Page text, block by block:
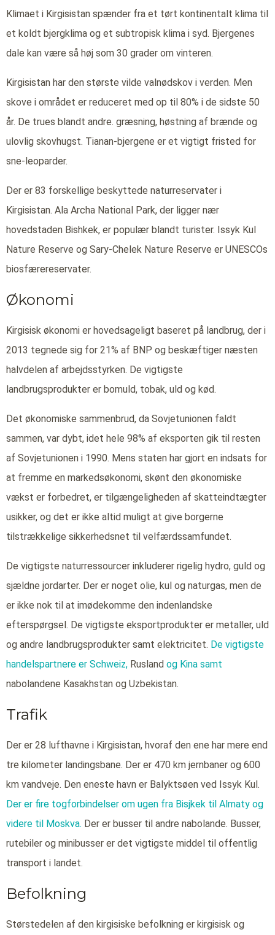
Klimaet i Kirgisistan spænder fra et tørt kontinentalt klima til
et koldt bjergklima og et subtropisk klima i syd. Bjergenes
dale kan være så høj som 30 grader om vinteren.
Kirgisistan har den største vilde valnødskov i verden. Men
skove i området er reduceret med op til 80% i de sidste 50
år. De trues blandt andre. græsning, høstning af brænde og
ulovlig skovhugst. Tianan-bjergene er et vigtigt fristed for
sne-leoparder.
Der er 83 forskellige beskyttede naturreservater i
Kirgisistan. Ala Archa National Park, der ligger nær
hovedstaden Bishkek, er populær blandt turister. Issyk Kul
Nature Reserve og Sary-Chelek Nature Reserve er UNESCOs
biosfærereservater.
Økonomi
Kirgisisk økonomi er hovedsageligt baseret på landbrug, der i
2013 tegnede sig for 21% af BNP og beskæftiger næsten
halvdelen af arbejdsstyrken. De vigtigste
landbrugsprodukter er bomuld, tobak, uld og kød.
Det økonomiske sammenbrud, da Sovjetunionen faldt
sammen, var dybt, idet hele 98% af eksporten gik til resten
af Sovjetunionen i 1990. Mens staten har gjort en indsats for
at fremme en markedsøkonomi, skønt den økonomiske
vækst er forbedret, er tilgængeligheden af skatteindtægter
usikker, og det er ikke altid muligt at give borgerne
tilstrækkelige sikkerhedsnet til velfærdssamfundet.
De vigtigste naturressourcer inkluderer rigelig hydro, guld og
sjældne jordarter. Der er noget olie, kul og naturgas, men de
er ikke nok til at imødekomme den indenlandske
efterspørgsel. De vigtigste eksportprodukter er metaller, uld
og andre landbrugsprodukter samt elektricitet. De vigtigste
handelspartnere er Schweiz, Rusland og Kina samt
nabolandene Kasakhstan og Uzbekistan.
Trafik
Der er 28 lufthavne i Kirgisistan, hvoraf den ene har mere end
tre kilometer landingsbane. Der er 470 km jernbaner og 600
km vandveje. Den eneste havn er Balyktsøen ved Issyk Kul.
Der er fire togforbindelser om ugen fra Bisjkek til Almaty og
videre til Moskva. Der er busser til andre nabolande. Busser,
rutebiler og minibusser er det vigtigste middel til offentlig
transport i landet.
Befolkning
Størstedelen af den kirgisiske befolkning er kirgisisk og